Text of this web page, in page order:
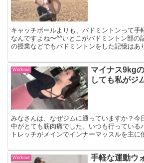
キャッチボールよりも、バドミントンって手
なんですよね〜^^いとこがバドミントン部の
の授業などでもバドミントンをした記憶はあ
イエット効果についてご紹介します♪
Workout
マイナス9kg
しても私がジ
みなさんは、なぜジムに通っていますか？今
中がとても筋肉痛でした。いつも行っている
トレッチがメインでインナーマッスルを主に
Workout
手軽な運動ウ